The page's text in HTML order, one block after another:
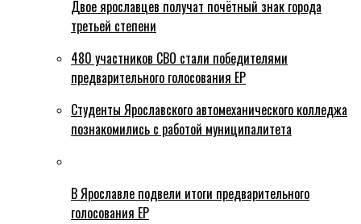
Двое ярославцев получат почётный знак города
третьей степени
480 участников СВО стали победителями
предварительного голосования ЕР
Студенты Ярославского автомеханического колледжа
познакомились с работой муниципалитета
В Ярославле подвели итоги предварительного
голосования ЕР